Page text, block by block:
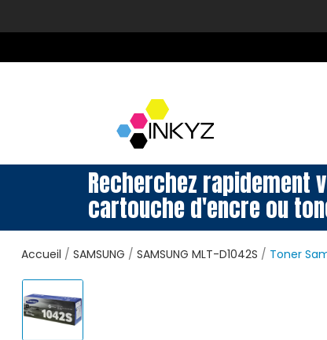
Recherchez rapidement
cartouche d'encre ou
Accueil SAMSUNG SAMSUNG MLT-D1042S Toner